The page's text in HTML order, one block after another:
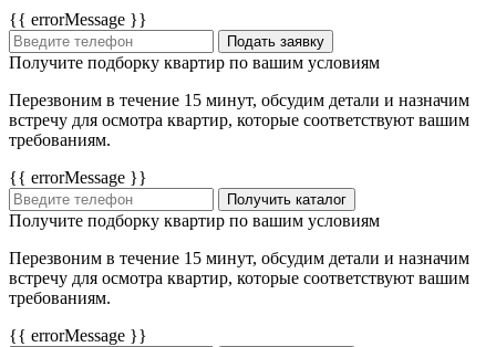
{{ errorMessage }}
Подать заявку
Получите подборку квартир по вашим условиям
Перезвоним в течение 15 минут, обсудим детали и назначим
встречу для осмотра квартир, которые соответствуют вашим
требованиям.
{{ errorMessage }}
Получить каталог
Получите подборку квартир по вашим условиям
Перезвоним в течение 15 минут, обсудим детали и назначим
встречу для осмотра квартир, которые соответствуют вашим
требованиям.
{{ errorMessage }}